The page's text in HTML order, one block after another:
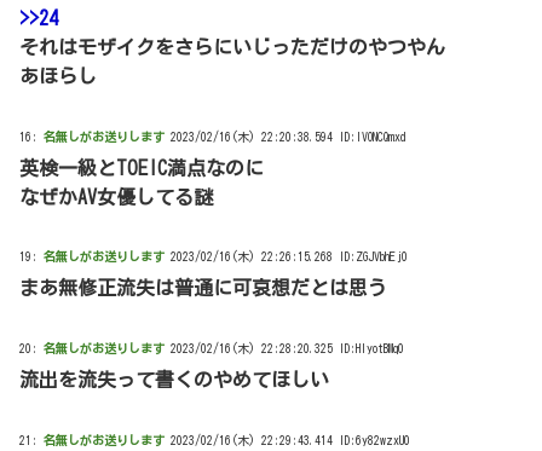
>>24
それはモザイクをさらにいじっただけのやつやん
あほらし
16: 名無しがお送りします 2023/02/16(木) 22:20:38.594 ID:lVONCQmxd
英検一級とTOEIC満点なのに
なぜかAV女優してる謎
19: 名無しがお送りします 2023/02/16(木) 22:26:15.268 ID:ZGJVbhEj0
まあ無修正流失は普通に可哀想だとは思う
20: 名無しがお送りします 2023/02/16(木) 22:28:20.325 ID:HlyotBMq0
流出を流失って書くのやめてほしい
21: 名無しがお送りします 2023/02/16(木) 22:29:43.414 ID:6y82wzxU0